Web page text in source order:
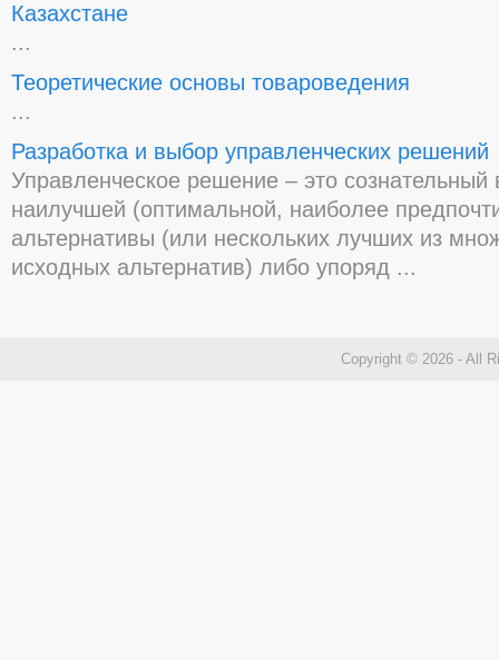
Казахстане
...
Теоретические основы товароведения
...
Разработка и выбор управленческих решений
Управленческое решение – это
наилучшей (оптимальной, наиболее
альтернативы (или нескольких лучших из
исходных альтернатив) либо упоряд ...
Copyright © 2026 - All